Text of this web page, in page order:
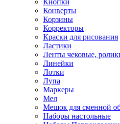
Кнопки
Конверты
Корзины
Корректоры
Краски для рисования
Ластики
Ленты чековые,
Линейки
Лотки
Лупа
Маркеры
Мел
Мешок для сменной
Наборы настольные